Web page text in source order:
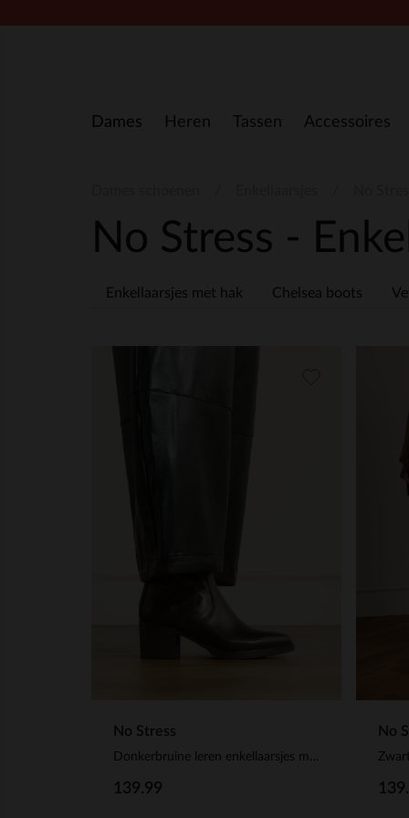
Dames Heren Tassen Accessoires
No Stress -
Enkellaarsjes met hak Chelsea boots
No Stress
139.99
No